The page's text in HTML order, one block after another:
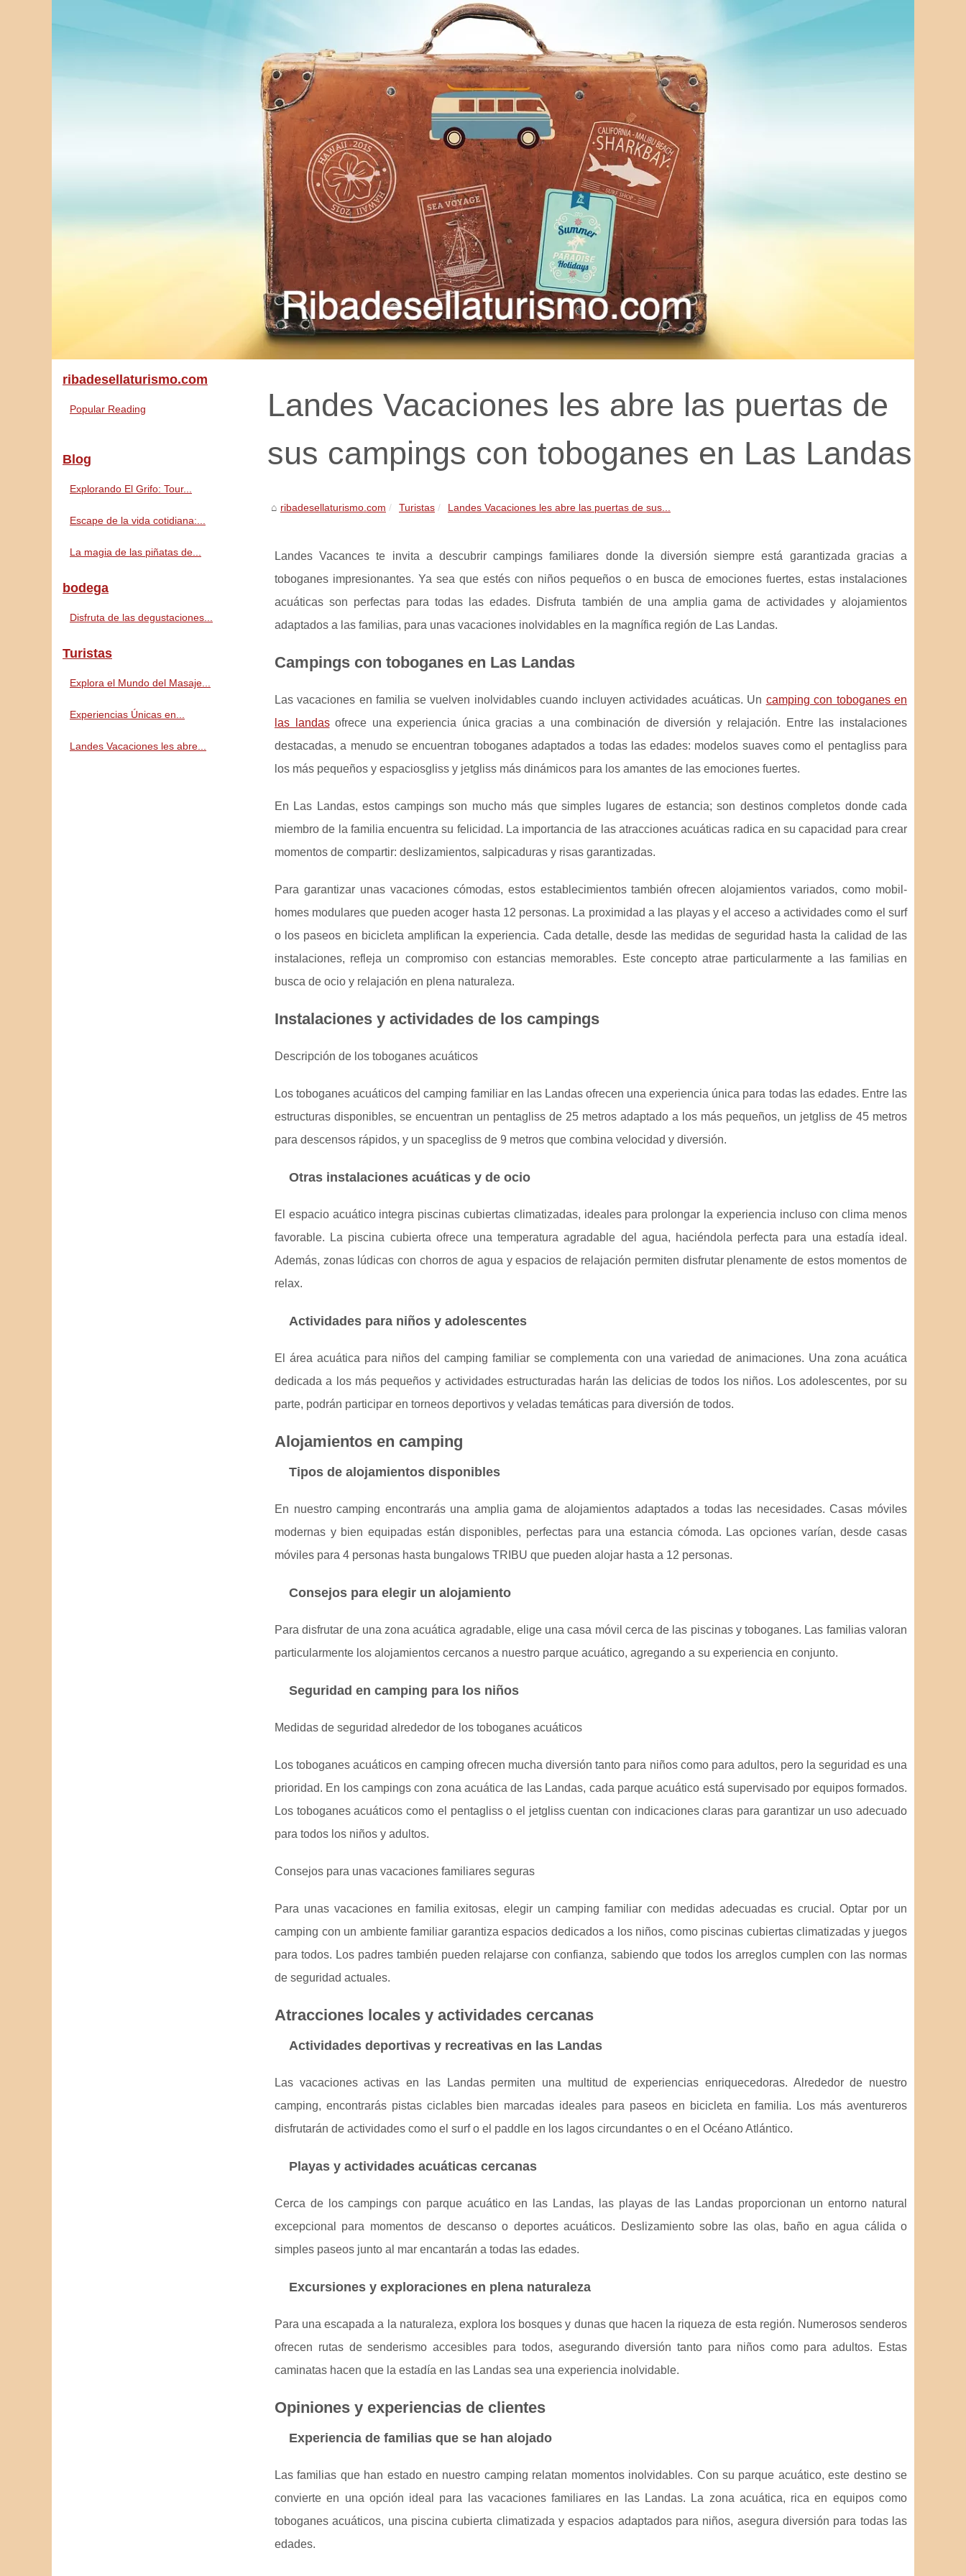
Landes Vacaciones les abre las puertas de
sus campings con toboganes en Las Landas
ribadesellaturismo.com Turistas Landes Vacaciones les abre las puertas de sus...
Landes Vacances te invita a descubrir campings familiares donde la diversión siempre está garantizada gracias a
toboganes impresionantes. Ya sea que estés con niños pequeños o en busca de emociones fuertes, estas instalaciones
acuáticas son perfectas para todas las edades. Disfruta también de una amplia gama de actividades y alojamientos
adaptados a las familias, para unas vacaciones inolvidables en la magnífica región de Las Landas.
Campings con toboganes en Las Landas
Las vacaciones en familia se vuelven inolvidables cuando incluyen actividades acuáticas. Un camping con toboganes en
las landasofrece una experiencia única gracias a una combinación de diversión y relajación. Entre las instalaciones
destacadas, a menudo se encuentran toboganes adaptados a todas las edades: modelos suaves como el pentagliss para
los más pequeños y espaciosgliss y jetgliss más dinámicos para los amantes de las emociones fuertes.
En Las Landas, estos campings son mucho más que simples lugares de estancia; son destinos completos donde cada
miembro de la familia encuentra su felicidad. La importancia de las atracciones acuáticas radica en su capacidad para crear
momentos de compartir: deslizamientos, salpicaduras y risas garantizadas.
Para garantizar unas vacaciones cómodas, estos establecimientos también ofrecen alojamientos variados, como mobil-
homes modulares que pueden acoger hasta 12 personas. La proximidad a las playas y el acceso a actividades como el surf
o los paseos en bicicleta amplifican la experiencia. Cada detalle, desde las medidas de seguridad hasta la calidad de las
instalaciones, refleja un compromiso con estancias memorables. Este concepto atrae particularmente a las familias en
busca de ocio y relajación en plena naturaleza.
Instalaciones y actividades de los campings
Descripción de los toboganes acuáticos
Los toboganes acuáticos del camping familiar en las Landas ofrecen una experiencia única para todas las edades. Entre las
estructuras disponibles, se encuentran un pentagliss de 25 metros adaptado a los más pequeños, un jetgliss de 45 metros
para descensos rápidos, y un spacegliss de 9 metros que combina velocidad y diversión.
Otras instalaciones acuáticas y de ocio
El espacio acuático integra piscinas cubiertas climatizadas, ideales para prolongar la experiencia incluso con clima menos
favorable. La piscina cubierta ofrece una temperatura agradable del agua, haciéndola perfecta para una estadía ideal.
Además, zonas lúdicas con chorros de agua y espacios de relajación permiten disfrutar plenamente de estos momentos de
relax.
Actividades para niños y adolescentes
El área acuática para niños del camping familiar se complementa con una variedad de animaciones. Una zona acuática
dedicada a los más pequeños y actividades estructuradas harán las delicias de todos los niños. Los adolescentes, por su
parte, podrán participar en torneos deportivos y veladas temáticas para diversión de todos.
Alojamientos en camping
Tipos de alojamientos disponibles
En nuestro camping encontrarás una amplia gama de alojamientos adaptados a todas las necesidades. Casas móviles
modernas y bien equipadas están disponibles, perfectas para una estancia cómoda. Las opciones varían, desde casas
móviles para 4 personas hasta bungalows TRIBU que pueden alojar hasta a 12 personas.
Consejos para elegir un alojamiento
Para disfrutar de una zona acuática agradable, elige una casa móvil cerca de las piscinas y toboganes. Las familias valoran
particularmente los alojamientos cercanos a nuestro parque acuático, agregando a su experiencia en conjunto.
Seguridad en camping para los niños
Medidas de seguridad alrededor de los toboganes acuáticos
Los toboganes acuáticos en camping ofrecen mucha diversión tanto para niños como para adultos, pero la seguridad es una
prioridad. En los campings con zona acuática de las Landas, cada parque acuático está supervisado por equipos formados.
Los toboganes acuáticos como el pentagliss o el jetgliss cuentan con indicaciones claras para garantizar un uso adecuado
para todos los niños y adultos.
Consejos para unas vacaciones familiares seguras
Para unas vacaciones en familia exitosas, elegir un camping familiar con medidas adecuadas es crucial. Optar por un
camping con un ambiente familiar garantiza espacios dedicados a los niños, como piscinas cubiertas climatizadas y juegos
para todos. Los padres también pueden relajarse con confianza, sabiendo que todos los arreglos cumplen con las normas
de seguridad actuales.
Atracciones locales y actividades cercanas
Actividades deportivas y recreativas en las Landas
Las vacaciones activas en las Landas permiten una multitud de experiencias enriquecedoras. Alrededor de nuestro
camping, encontrarás pistas ciclables bien marcadas ideales para paseos en bicicleta en familia. Los más aventureros
disfrutarán de actividades como el surf o el paddle en los lagos circundantes o en el Océano Atlántico.
Playas y actividades acuáticas cercanas
Cerca de los campings con parque acuático en las Landas, las playas de las Landas proporcionan un entorno natural
excepcional para momentos de descanso o deportes acuáticos. Deslizamiento sobre las olas, baño en agua cálida o
simples paseos junto al mar encantarán a todas las edades.
Excursiones y exploraciones en plena naturaleza
Para una escapada a la naturaleza, explora los bosques y dunas que hacen la riqueza de esta región. Numerosos senderos
ofrecen rutas de senderismo accesibles para todos, asegurando diversión tanto para niños como para adultos. Estas
caminatas hacen que la estadía en las Landas sea una experiencia inolvidable.
Opiniones y experiencias de clientes
Experiencia de familias que se han alojado
Las familias que han estado en nuestro camping relatan momentos inolvidables. Con su parque acuático, este destino se
convierte en una opción ideal para las vacaciones familiares en las Landas. La zona acuática, rica en equipos como
toboganes acuáticos, una piscina cubierta climatizada y espacios adaptados para niños, asegura diversión para todas las
edades.
ribadesellaturismo.com
Popular Reading
Blog
Explorando El Grifo: Tour...
Escape de la vida cotidiana:...
La magia de las piñatas de...
bodega
Disfruta de las degustaciones...
Turistas
Explora el Mundo del Masaje...
Experiencias Únicas en...
Landes Vacaciones les abre...